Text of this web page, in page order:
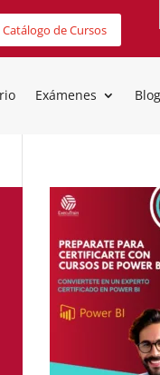
Catálogo de Cursos
Exámenes Blog